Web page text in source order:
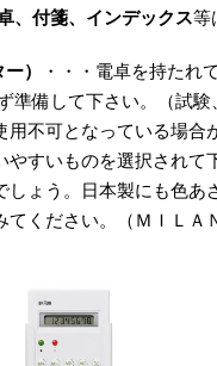
、付箋、インデックス等
）
・・・電卓を持たれ
準備して下さい。（試
不可となっている場合
やすいものを選択され
ょう。日本製にも色あ
ください。（ＭＩＬＡ